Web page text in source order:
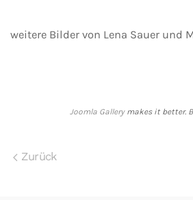
weitere Bilder von Lena Sauer und
Joomla Gallerymakes it better.
Zurück